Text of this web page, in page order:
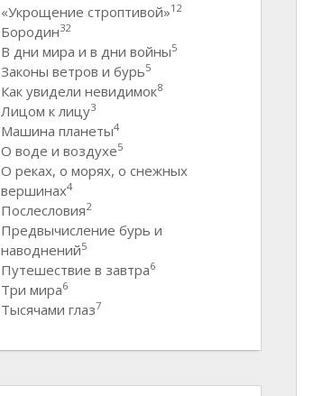
«Укрощение строптивой»12
Бородин32
В дни мира и в дни войны5
Законы ветров и бурь5
Как увидели невидимок8
Лицом к лицу3
Машина планеты4
О воде и воздухе5
О реках, о морях, о снежных
вершинах4
Послесловия2
Предвычисление бурь и
наводнений5
Путешествие в завтра6
Три мира6
Тысячами глаз7